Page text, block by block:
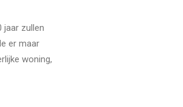
jaar zullen
er maar
woning,